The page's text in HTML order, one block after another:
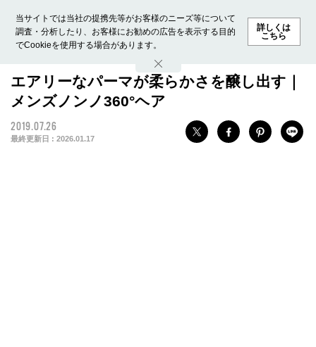
当サイトでは当社の提携先等がお客様のニーズ等について
調査・分析したり、お客様にお勧めの広告を表示する目的
でCookieを使用する場合があります。
詳しくは
こちら
ホーム モデル募集 ランキング ファッション ビューテ
エアリーなパーマが柔らかさを醸し出す｜
メンズノンノ360°ヘア
2019.07.26
最終更新日 : 2026.01.17